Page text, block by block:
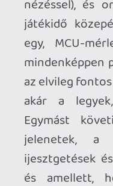
A Marvel egy ideje
elégszik meg a kis
ritka kivételen kívül
csapatos filmjeit,
szuperhősre
produkcióit is
univerzum
mérföldkő-
megtölteni. Ezért
olyan, amilyen, ezért
jövőre érkezőA
Kvantumániá
ban,
Marvelekis ezért fog